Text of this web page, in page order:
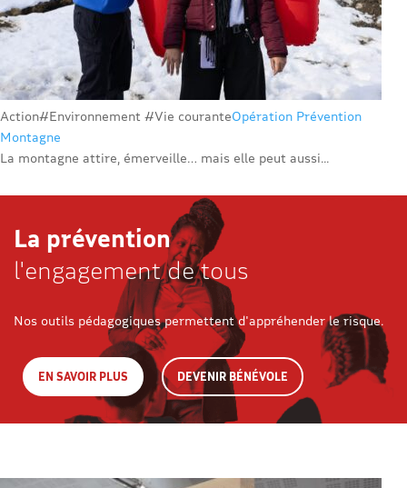
Action#Environnement #Vie couranteOpération Prévention
Montagne
La montagne attire, émerveille… mais elle peut aussi...
La prévention
l'engagement de tous
Nos outils pédagogiques permettent d'appréhender le risque.
EN SAVOIR PLUS DEVENIR BÉNÉVOLE